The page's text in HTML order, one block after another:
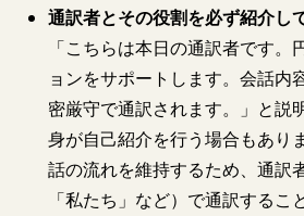
通訳者とその役割を必ず紹介し
「こちらは本日の通訳者です。
ョンをサポートします。会話内
密厳守で通訳されます。」と説
身が自己紹介を行う場合もあり
話の流れを維持するため、通訳
「私たち」など）で通訳するこ